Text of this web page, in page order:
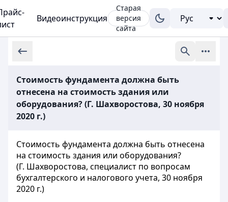
Видеоинструкция
Старая
версия
сайта
Стоимость фундамента должна быть
отнесена на стоимость здания или
оборудования? (Г. Шахворостова, 30 ноября
2020 г.)
Стоимость фундамента должна быть отнесена
на стоимость здания или оборудования?
(Г. Шахворостова, специалист по вопросам
бухгалтерского и налогового учета, 30 ноября
2020 г.)